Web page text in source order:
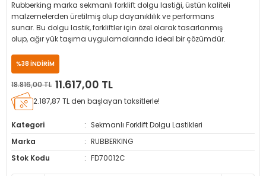
Dolgu Lastikleri
Dolgu Lastikleri
İç Lastikleri
& Sibop İlaveleri
Kapağı
Tüpü
& Spreyler
Rubberking marka sekmanlı forklift dolgu lastiği, üstün kaliteli
malzemelerden üretilmiş olup dayanıklılık ve performans
sunar. Bu dolgu lastik, forkliftler için özel olarak tasarlanmış
olup, ağır yük taşıma uygulamalarında ideal bir çözümdür.
%38 İNDİRİM
18.816,00 TL 11.617,00 TL
2.187,87 TL den başlayan taksitlerle!
Kategori
Sekmanlı Forklift Dolgu Lastikleri
Marka
RUBBERKING
Stok Kodu
FD70012C